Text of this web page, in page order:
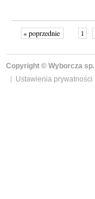
« poprzednie 1
Copyright © Wyborcza sp.
Ustawienia prywatności